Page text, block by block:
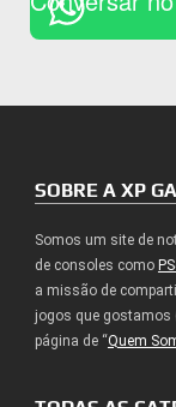
SOBRE A XP
Somos um site de
de consoles como
a missão de
jogos que gostamos
página de “Quem